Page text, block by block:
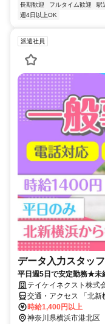
長期歓迎
フルタイム歓迎 駅
週4日以上OK
派遣社員
データ入力スタッフ
平日週5日で安定勤務★未
テイケイネクスト株
交通・アクセス 「北新
時給1,400円以上
神奈川県横浜市港北区